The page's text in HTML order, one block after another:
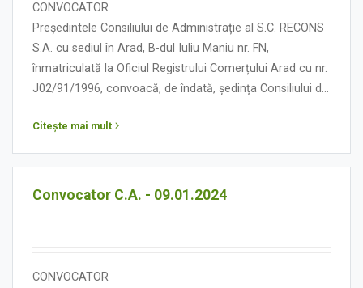
CONVOCATOR
Președintele Consiliului de Administrație al S.C. RECONS
S.A. cu sediul în Arad, B-dul Iuliu Maniu nr. FN,
înmatriculată la Oficiul Registrului Comerțului Arad cu nr.
J02/91/1996, convoacă, de îndată, ședința Consiliului de
următoarea:
Citește mai mult
Convocator C.A. - 09.01.2024
CONVOCATOR